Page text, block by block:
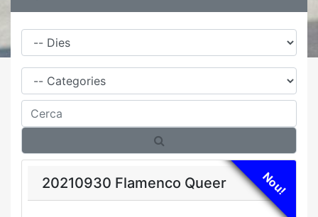
Dies
Família
Cerca
Nou!
20210930 Flamenco Queer